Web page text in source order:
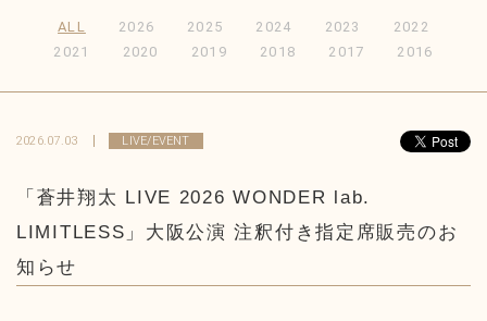
ALL 2026 2025 2024 2023
2022
2021
2020 2019 2018 2017 2016
2026.07.03 LIVE/EVENT
「蒼井翔太 LIVE 2026 WONDER lab.
LIMITLESS」大阪公演 注釈付き指定席販売のお
知らせ